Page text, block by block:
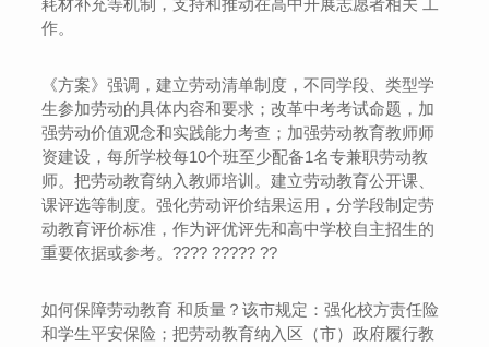
耗材补充等机制，支持和推动在高中开展志愿者相关 工
作。
《方案》强调，建立劳动清单制度，不同学段、类型学
生参加劳动的具体内容和要求；改革中考考试命题，加
强劳动价值观念和实践能力考查；加强劳动教育教师师
资建设，每所学校每10个班至少配备1名专兼职劳动教
师。把劳动教育纳入教师培训。建立劳动教育公开课、
课评选等制度。强化劳动评价结果运用，分学段制定劳
动教育评价标准，作为评优评先和高中学校自主招生的
重要依据或参考。???? ????? ??
如何保障劳动教育 和质量？该市规定：强化校方责任险
和学生平安保险；把劳动教育纳入区（市）政府履行教